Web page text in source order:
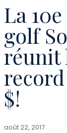
La
golf
réunit
$!
août 22, 2017